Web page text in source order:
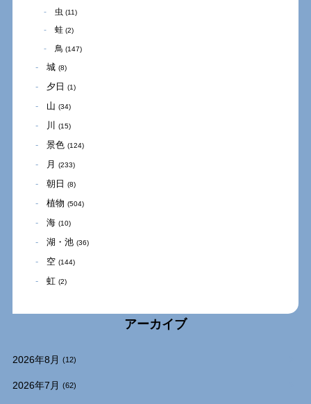
虫 (11)
蛙 (2)
鳥 (147)
城 (8)
夕日 (1)
山 (34)
川 (15)
景色 (124)
月 (233)
朝日 (8)
植物 (504)
海 (10)
湖・池 (36)
空 (144)
虹 (2)
アーカイブ
2026年8月 (12)
2026年7月 (62)